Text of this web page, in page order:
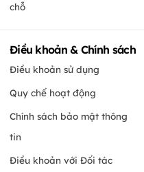
chỗ
Điều khoản & Chính sách
Điều khoản sử dụng
Quy chế hoạt động
Chính sách bảo mật thông
tin
Điều khoản với Đối tác